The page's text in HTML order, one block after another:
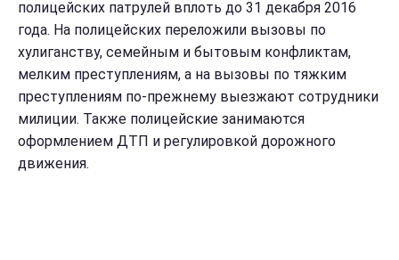
полицейских патрулей вплоть до 31 декабря 2016
года. На полицейских переложили вызовы по
хулиганству, семейным и бытовым конфликтам,
мелким преступлениям, а на вызовы по тяжким
преступлениям по-прежнему выезжают сотрудники
милиции. Также полицейские занимаются
оформлением ДТП и регулировкой дорожного
движения.